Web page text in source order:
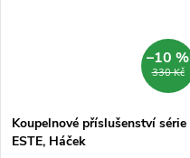
330 Kč
–10 %
Koupelnové příslušenství série
ESTE, Háček